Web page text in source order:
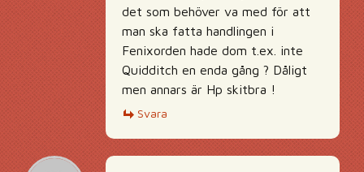
det som behöver va med för att
man ska fatta handlingen i
Fenixorden hade dom t.ex. inte
Quidditch en enda gång ? Dåligt
men annars är Hp skitbra !
Svara